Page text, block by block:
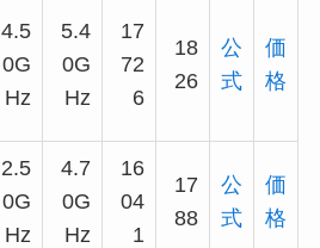
4.5
0G
Hz
5.4
0G
Hz
17
72
6
18
26
公
式
価
格
2.5
0G
Hz
4.7
0G
Hz
16
04
1
17
88
公
式
価
格